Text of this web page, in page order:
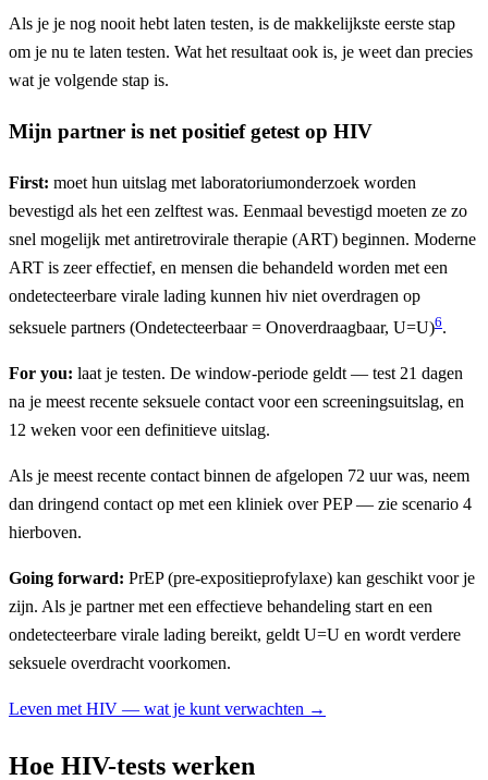
Als je je nog nooit hebt laten testen, is de makkelijkste eerste stap
om je nu te laten testen. Wat het resultaat ook is, je weet dan precies
wat je volgende stap is.
Mijn partner is net positief getest op HIV
First: moet hun uitslag met laboratoriumonderzoek worden
bevestigd als het een zelftest was. Eenmaal bevestigd moeten ze zo
snel mogelijk met antiretrovirale therapie (ART) beginnen. Moderne
ART is zeer effectief, en mensen die behandeld worden met een
ondetecteerbare virale lading kunnen hiv niet overdragen op
seksuele partners (Ondetecteerbaar = Onoverdraagbaar, U=U)6.
For you: laat je testen. De window-periode geldt — test 21 dagen
na je meest recente seksuele contact voor een screeningsuitslag, en
12 weken voor een definitieve uitslag.
Als je meest recente contact binnen de afgelopen 72 uur was, neem
dan dringend contact op met een kliniek over PEP — zie scenario 4
hierboven.
Going forward: PrEP (pre-expositieprofylaxe) kan geschikt voor je
zijn. Als je partner met een effectieve behandeling start en een
ondetecteerbare virale lading bereikt, geldt U=U en wordt verdere
seksuele overdracht voorkomen.
Leven met HIV — wat je kunt verwachten →
Hoe HIV-tests werken